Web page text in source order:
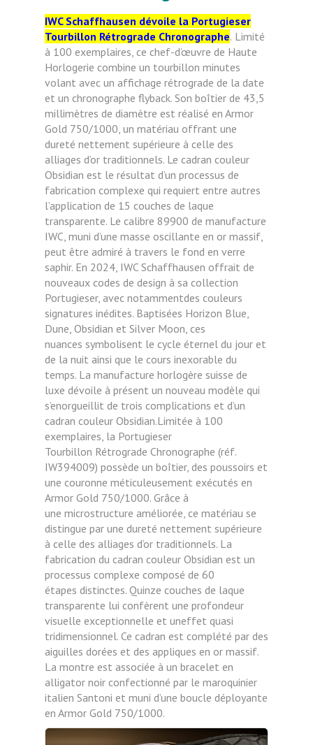
IWC Schaffhausen dévoile la Portugieser
Tourbillon Rétrograde Chronographe. Limité
à 100 exemplaires, ce chef-d’œuvre de Haute
Horlogerie combine un tourbillon minutes
volant avec un affichage rétrograde de la date
et un chronographe flyback. Son boîtier de 43,5
millimètres de diamètre est réalisé en Armor
Gold 750/1000, un matériau offrant une
dureté nettement supérieure à celle des
alliages d’or traditionnels. Le cadran couleur
Obsidian est le résultat d’un processus de
fabrication complexe qui requiert entre autres
l’application de 15 couches de laque
transparente. Le calibre 89900 de manufacture
IWC, muni d’une masse oscillante en or massif,
peut être admiré à travers le fond en verre
saphir. En 2024, IWC Schaffhausen offrait de
nouveaux codes de design à sa collection
Portugieser, avec notammentdes couleurs
signatures inédites. Baptisées Horizon Blue,
Dune, Obsidian et Silver Moon, ces
nuances symbolisent le cycle éternel du jour et
de la nuit ainsi que le cours inexorable du
temps. La manufacture horlogère suisse de
luxe dévoile à présent un nouveau modèle qui
s’enorgueillit de trois complications et d’un
cadran couleur Obsidian.Limitée à 100
exemplaires, la Portugieser
Tourbillon Rétrograde Chronographe (réf.
IW394009) possède un boîtier, des poussoirs et
une couronne méticuleusement exécutés en
Armor Gold 750/1000. Grâce à
une microstructure améliorée, ce matériau se
distingue par une dureté nettement supérieure
à celle des alliages d’or traditionnels. La
fabrication du cadran couleur Obsidian est un
processus complexe composé de 60
étapes distinctes. Quinze couches de laque
transparente lui confèrent une profondeur
visuelle exceptionnelle et uneffet quasi
tridimensionnel. Ce cadran est complété par des
aiguilles dorées et des appliques en or massif.
La montre est associée à un bracelet en
alligator noir confectionné par le maroquinier
italien Santoni et muni d’une boucle déployante
en Armor Gold 750/1000.